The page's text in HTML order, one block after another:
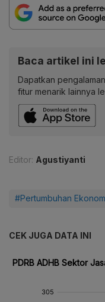
Baca artikel ini
Dapatkan
fitur menarik lainnya
Editor: Agustiyanti
#Pertumbuhan
CEK JUGA DATA INI